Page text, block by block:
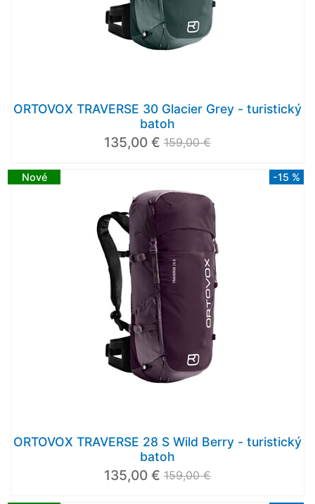
ORTOVOX TRAVERSE 30 Glacier Grey - turistický
batoh
135,00 € 159,00 €
Nové -15 %
ORTOVOX TRAVERSE 28 S Wild Berry - turistický
batoh
135,00 € 159,00 €